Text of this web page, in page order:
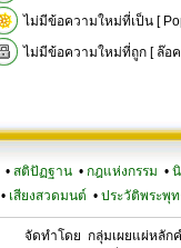
ไม่มีข้อความใหม่ที่เป็น [
ไม่มีข้อความใหม่ที่ถูก [ ล๊อ
• สติปัฏฐาน • กฎแห่งกรรม •
• เสียงสวดมนต์ • ประวัติพระพุท
จัดทำโดย กลุ่มเผยแผ่หลัก